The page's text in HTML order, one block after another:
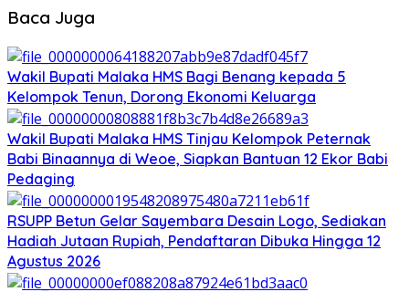
Baca Juga
Wakil Bupati Malaka HMS Bagi Benang kepada 5
Kelompok Tenun, Dorong Ekonomi Keluarga
Wakil Bupati Malaka HMS Tinjau Kelompok Peternak
Babi Binaannya di Weoe, Siapkan Bantuan 12 Ekor Babi
Pedaging
RSUPP Betun Gelar Sayembara Desain Logo, Sediakan
Hadiah Jutaan Rupiah, Pendaftaran Dibuka Hingga 12
Agustus 2026